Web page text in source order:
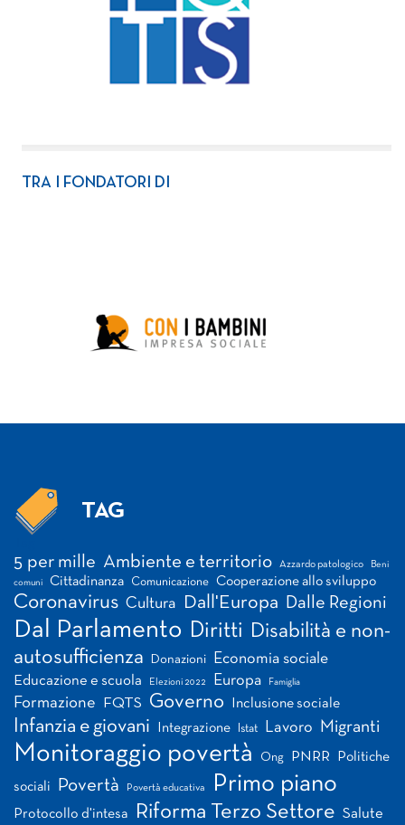
TRA I FONDATORI DI
TAG
5 per mille Ambiente e territorio Azzardo patologico Beni
comuni Cittadinanza Comunicazione Cooperazione allo sviluppo
Coronavirus Cultura Dall'Europa Dalle Regioni
Dal Parlamento Diritti Disabilità e non-
autosufficienza
Donazioni Economia sociale
Educazione e scuola Elezioni 2022 Europa Famiglia
Formazione FQTS Governo Inclusione sociale
Infanzia e giovani Integrazione Istat Lavoro Migranti
Monitoraggio povertà Ong PNRR Politiche
sociali Povertà Povertà educativa Primo piano
Protocollo d'intesa Riforma Terzo Settore Salute